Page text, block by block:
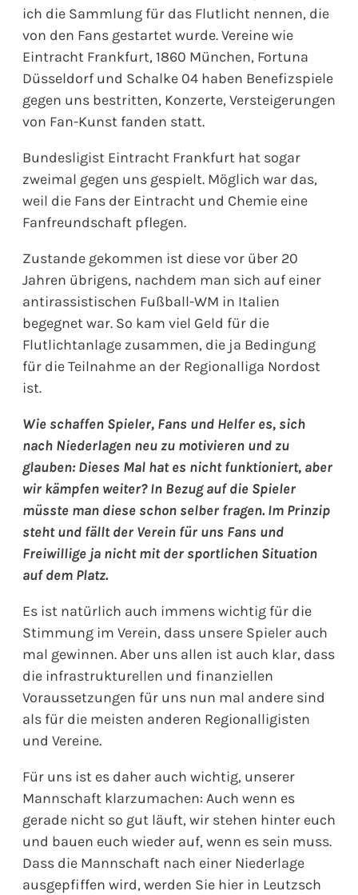
ich die Sammlung für das Flutlicht nennen, die
von den Fans gestartet wurde. Vereine wie
Eintracht Frankfurt, 1860 München, Fortuna
Düsseldorf und Schalke 04 haben Benefizspiele
gegen uns bestritten, Konzerte, Versteigerungen
von Fan-Kunst fanden statt.
Bundesligist Eintracht Frankfurt hat sogar
zweimal gegen uns gespielt. Möglich war das,
weil die Fans der Eintracht und Chemie eine
Fanfreundschaft pflegen.
Zustande gekommen ist diese vor über 20
Jahren übrigens, nachdem man sich auf einer
antirassistischen Fußball-WM in Italien
begegnet war. So kam viel Geld für die
Flutlichtanlage zusammen, die ja Bedingung
für die Teilnahme an der Regionalliga Nordost
ist.
Wie schaffen Spieler, Fans und Helfer es, sich
nach Niederlagen neu zu motivieren und zu
glauben: Dieses Mal hat es nicht funktioniert, aber
wir kämpfen weiter? In Bezug auf die Spieler
müsste man diese schon selber fragen. Im Prinzip
steht und fällt der Verein für uns Fans und
Freiwillige ja nicht mit der sportlichen Situation
auf dem Platz.
Es ist natürlich auch immens wichtig für die
Stimmung im Verein, dass unsere Spieler auch
mal gewinnen. Aber uns allen ist auch klar, dass
die infrastrukturellen und finanziellen
Voraussetzungen für uns nun mal andere sind
als für die meisten anderen Regionalligisten
und Vereine.
Für uns ist es daher auch wichtig, unserer
Mannschaft klarzumachen: Auch wenn es
gerade nicht so gut läuft, wir stehen hinter euch
und bauen euch wieder auf, wenn es sein muss.
Dass die Mannschaft nach einer Niederlage
ausgepfiffen wird, werden Sie hier in Leutzsch